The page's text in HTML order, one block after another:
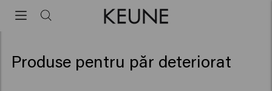
Produse pentru păr deteriorat